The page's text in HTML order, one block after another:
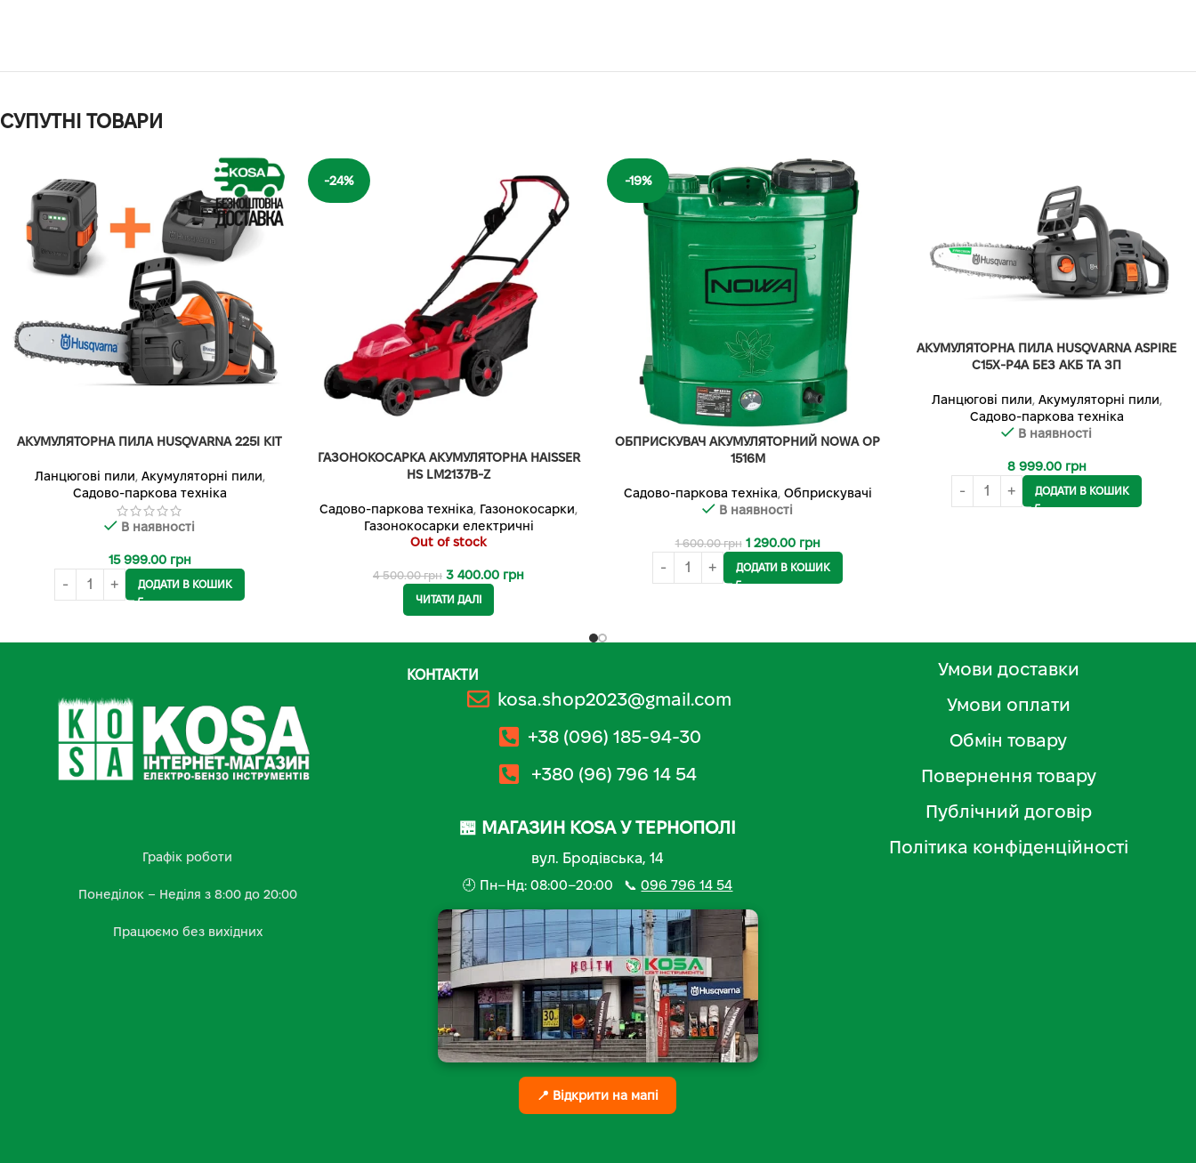
СУПУТНІ ТОВАРИ
АКУМУЛЯТОРНА ПИЛА HUSQVARNA 225I KIT
Ланцюгові пили, Акумуляторні пили,
Садово-паркова техніка
В наявності
15 999.00 грн
ДОДАТИ В КОШИК
-24%
ГАЗОНОКОСАРКА АКУМУЛЯТОРНА HAISSER
HS LM2137B-Z
Садово-паркова техніка, Газонокосарки,
Газонокосарки електричні
Out of stock
4 500.00грн 3 400.00 грн
ЧИТАТИ ДАЛІ
-19%
ОБПРИСКУВАЧ АКУМУЛЯТОРНИЙ NOWA OP
1516M
Садово-паркова техніка, Обприскувачі
В наявності
1 600.00грн 1 290.00 грн
ДОДАТИ В КОШИК
АКУМУЛЯТОРНА ПИЛА HUSQVARNA ASPIRE
C15X-P4A БЕЗ АКБ ТА ЗП
Ланцюгові пили, Акумуляторні пили,
Садово-паркова техніка
В наявності
8 999.00 грн
ДОДАТИ В КОШИК
Графік роботи
Понеділок – Неділя з 8:00 до 20:00
Працюємо без вихідних
КОНТАКТИ
kosa.shop2023@gmail.com
+38 (096) 185-94-30
+380 (96) 796 14 54
🏪 МАГАЗИН KOSA У ТЕРНОПОЛІ
вул. Бродівська, 14
🕘 Пн–Нд: 08:00–20:00 📞096 796 14 54
📍 Відкрити на мапі
Умови доставки
Умови оплати
Обмін товару
Повернення товару
Публічний договір
Політика конфіденційності